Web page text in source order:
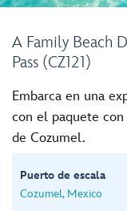
A Family Beach
Pass (CZ121)
Embarca en una
con el paquete
de Cozumel.
Puerto de escala
Cozumel, Mexico